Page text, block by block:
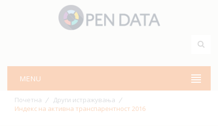
MENU
Почетна
Други истражувања
Индекс на активна транспарентност 2016